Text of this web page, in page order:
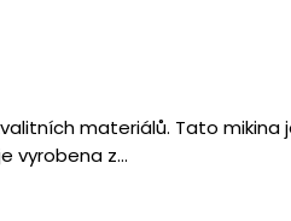
materiálů. Tato mikina
vyrobena z...